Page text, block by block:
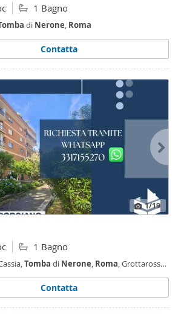
1 Bagno
di Nerone, Roma
Contatta
1/19
1 Bagno
Tomba di Nerone, Roma, Grottarossa -
Contatta